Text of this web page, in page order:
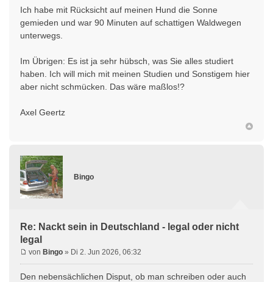
Ich habe mit Rücksicht auf meinen Hund die Sonne
gemieden und war 90 Minuten auf schattigen Waldwegen
unterwegs.
Im Übrigen: Es ist ja sehr hübsch, was Sie alles studiert
haben. Ich will mich mit meinen Studien und Sonstigem hier
aber nicht schmücken. Das wäre maßlos!?
Axel Geertz
Bingo
Re: Nackt sein in Deutschland - legal oder nicht
legal
von Bingo » Di 2. Jun 2026, 06:32
Den nebensächlichen Disput, ob man schreiben oder auch